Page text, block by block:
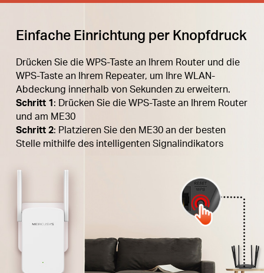
Einfache Einrichtung per Knopfdruck
Drücken Sie die WPS-Taste an Ihrem Router und die
WPS-Taste an Ihrem Repeater, um Ihre WLAN-
Abdeckung innerhalb von Sekunden zu erweitern.
Schritt 1: Drücken Sie die WPS-Taste an Ihrem Router
und am ME30
Schritt 2: Platzieren Sie den ME30 an der besten
Stelle mithilfe des intelligenten Signalindikators